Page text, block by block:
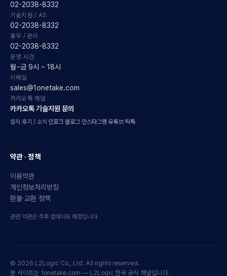
02-2038-8332
기술지원 / AS
02-2038-8332
총무 / 관리
02-2038-8332
운영 시간
월~금 9시 ~ 18시
이메일
sales@1onetake.com
카카오톡 채널
카카오톡 기술지원 문의
설치 후기 / 소식 인포크·블로그·인스타그램·유튜브·틱톡
약관 · 정책
이용약관
개인정보처리방침
환불·교환 정책
관련 약관은 추후 업데이트 예정입니다.
© 2026 L2Logic Co., Ltd. All rights reserved.
본 사이트는 1onetake.com — L2Logic 한국 공식 채널입니다.